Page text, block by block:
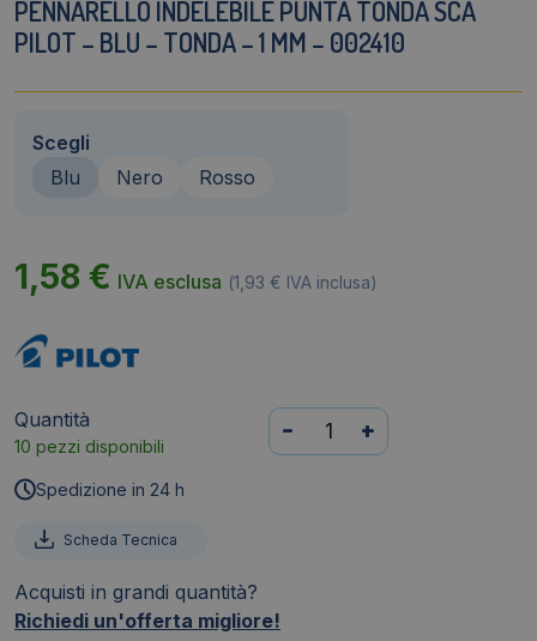
PENNARELLO INDELEBILE PUNTA TONDA SCA
PILOT – BLU – TONDA – 1 MM – 002410
Scegli
Blu
Nero Rosso
1,58 € IVA esclusa (1,93 € IVA inclusa)
Quantità
10 pezzi disponibili
Pennarello
indelebile
Blu
- +
Spedizione in 24 h
Scheda Tecnica
Acquisti in grandi quantità?
Richiedi un'offerta migliore!